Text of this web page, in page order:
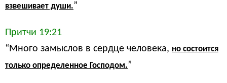
взвешивает души.”
Притчи 19:21
“Много замыслов в сердце человека, но состоится
только определенное Господом.”